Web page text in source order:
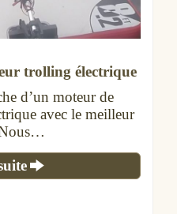
trolling électrique
d’un moteur de
avec le meilleur